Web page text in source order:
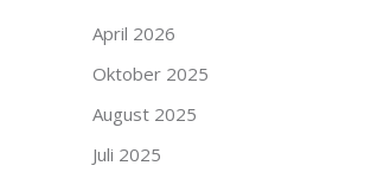
April 2026
Oktober 2025
August 2025
Juli 2025